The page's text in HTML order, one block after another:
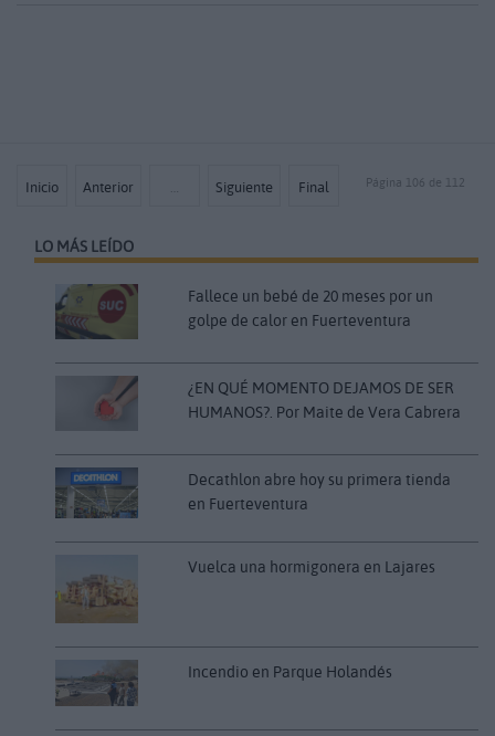
Inicio Anterior … Siguiente Final Página 106 de 112
LO MÁS LEÍDO
Fallece un bebé de 20 meses por un
golpe de calor en Fuerteventura
¿EN QUÉ MOMENTO DEJAMOS DE SER
HUMANOS?. Por Maite de Vera Cabrera
Decathlon abre hoy su primera tienda
en Fuerteventura
Vuelca una hormigonera en Lajares
Incendio en Parque Holandés